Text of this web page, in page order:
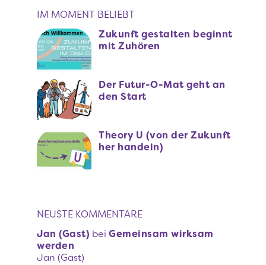
IM MOMENT BELIEBT
Zukunft gestalten beginnt
mit Zuhören
Der Futur-O-Mat geht an
den Start
Theory U (von der Zukunft
her handeln)
NEUSTE KOMMENTARE
Jan (Gast) bei Gemeinsam wirksam
werden
Jan (Gast)